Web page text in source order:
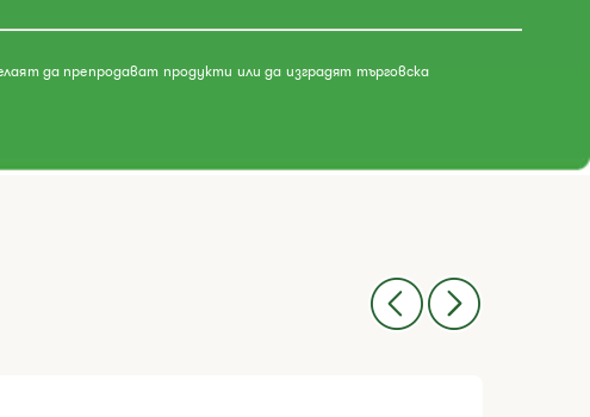
да препродават продукти или да изградят търговска